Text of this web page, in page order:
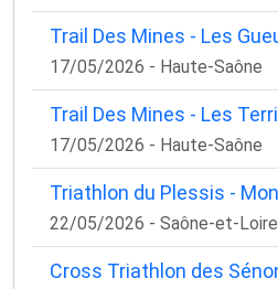
Trail Des Mines - Les
17/05/2026 - Haute-Saône
Trail Des Mines - Les
17/05/2026 - Haute-Saône
Triathlon du Plessis -
22/05/2026 - Saône-et-Loire
Cross Triathlon des